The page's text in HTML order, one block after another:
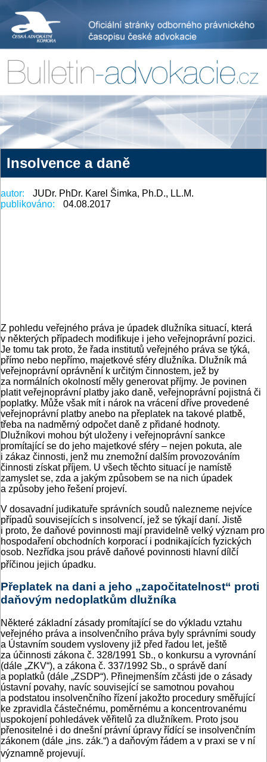
Insolvence a daně
autor:
JUDr. PhDr. Karel Šimka, Ph.D., LL.M.
publikováno:
04.08.2017
Z pohledu veřejného práva je úpadek dlužníka situa­cí, která
v některých případech modifikuje i jeho veřejnoprávní pozici.
Je tomu tak proto, že řada institutů veřejného práva se týká,
přímo nebo nepřímo, majetkové sféry dlužníka. Dlužník má
veřejnoprávní oprávnění k určitým činnostem, jež by
za normálních okolností měly generovat příjmy. Je povinen
platit veřejnoprávní platby jako daně, veřejnoprávní pojistná či
poplatky. Může však mít i nárok na vrácení dříve provedené
veřejnoprávní platby anebo na přeplatek na takové platbě,
třeba na nadměrný odpočet daně z přidané hodnoty.
Dlužníkovi mohou být uloženy i veřejnoprávní sankce
promítající se do jeho majetkové sféry – nejen pokuta, ale
i zákaz činnosti, jenž mu znemožní dalším provozováním
činnosti získat příjem. U všech těchto situací je namístě
zamyslet se, zda a jakým způsobem se na nich úpadek
a způsoby jeho řešení projeví.
V dosavadní judikatuře správních soudů nalezneme nejvíce
případů souvisejících s insolvencí, jež se týkají daní. Jistě
i proto, že daňové povinnosti mají pravidelně velký význam pro
hospodaření obchodních korporací i podnikajících fyzických
osob. Nezřídka jsou právě daňové povinnosti hlavní dílčí
příčinou jejich úpadku.
Přeplatek na dani a jeho „započitatelnost“ proti
daňovým nedoplatkům dlužníka
Některé základní zásady promítající se do výkladu vztahu
veřejného práva a insolvenčního práva byly správními soudy
a Ústavním soudem vysloveny již před řadou let, ještě
za účinnosti zákona č. 328/1991 Sb., o konkursu a vyrovnání
(dále „ZKV“), a zákona č. 337/1992 Sb., o správě daní
a poplatků (dále „ZSDP“). Přinejmenším zčásti jde o zásady
ústavní povahy, navíc související se samotnou povahou
a podstatou insolvenčního řízení jakožto procedury směřující
ke zpravidla částečnému, poměrnému a koncentrovanému
uspokojení pohledávek věřitelů za dlužníkem. Proto jsou
přenositelné i do dnešní právní úpravy řídící se insolvenčním
zákonem (dále „ins. zák.“) a daňovým řádem a v praxi se v ní
významně projevují.